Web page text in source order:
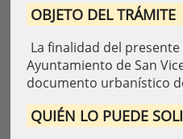
OBJETO DEL TRÁMITE
La finalidad del
Ayuntamiento de San
documento urbanístico
QUIÉN LO PUEDE